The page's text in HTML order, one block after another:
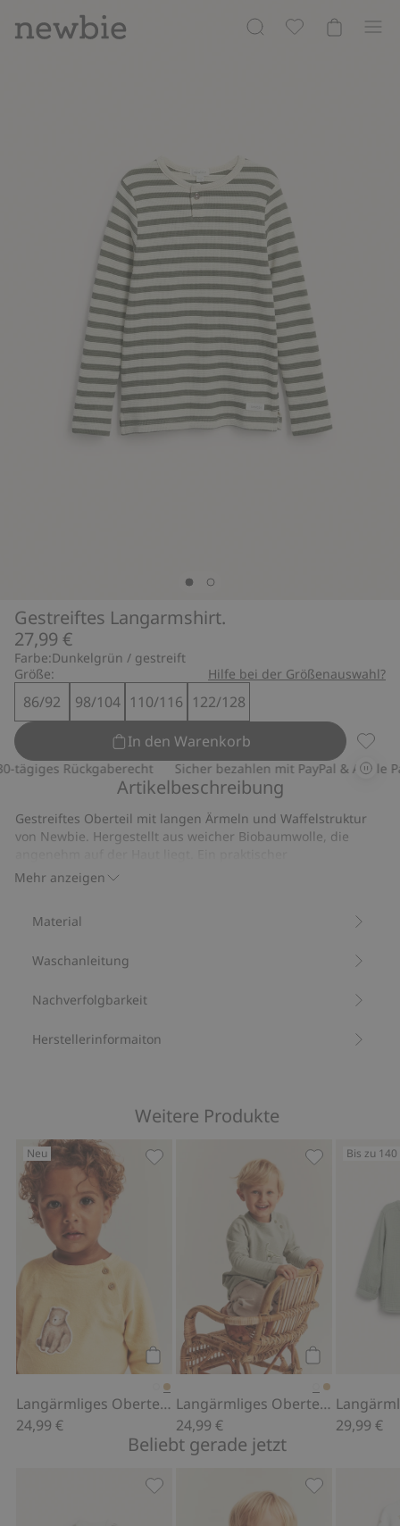
Gestreiftes Langarmshirt.
27,99 €
Farbe:Dunkelgrün / gestreift
Größe:
Hilfe bei der Größenauswahl?
86/92 98/104 110/116 122/128
In den Warenkorb
Rückgaberecht Sicher bezahlen mit PayPal & Apple Pay
Artikelbeschreibung
Mehr anzeigen
Gestreiftes Oberteil mit langen Ärmeln und Waffelstruktur
von Newbie. Hergestellt aus weicher Biobaumwolle, die
Knopfverschluss vorne erleichtert das An- und Ausziehen.
Ein weicher Favorit, der in die Basisgarderobe passt.
Langärmelig.
Knopfleiste vorne.
Artikelnummer:939587
Material
Waschanleitung
Nachverfolgbarkeit
Herstellerinformaiton
Weitere Produkte
Neu
Kaufen
Langärmliges Oberteil mit Applikation
24,99 €
Langärmliges Oberteil mit
Kaufen
Langärmliges Oberteil mit Applikation
24,99 €
Bis zu 140
29,99 €
Beliebt gerade jetzt
Langarm-Body mit Kragen, Zu